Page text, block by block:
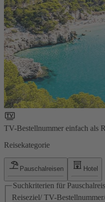
TV-Bestellnummer einfach als
Reisekategorie
Pauschalreisen Hotel
Suchkriterien für
Reiseziel/ TV-